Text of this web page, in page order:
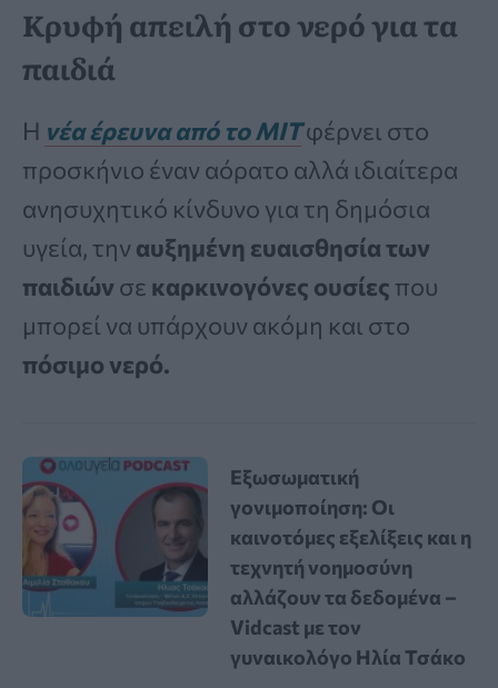
Κρυφή απειλή στο νερό για τα
παιδιά
Η νέα έρευνα από το MITφέρνει στο
προσκήνιο έναν αόρατο αλλά ιδιαίτερα
ανησυχητικό κίνδυνο για τη δημόσια
υγεία, την αυξημένη ευαισθησία των
παιδιών σε καρκινογόνες ουσίες που
μπορεί να υπάρχουν ακόμη και στο
πόσιμο νερό.
Εξωσωματική
γονιμοποίηση: Οι
καινοτόμες εξελίξεις και η
τεχνητή νοημοσύνη
αλλάζουν τα δεδομένα –
Vidcast με τον
γυναικολόγο Ηλία Τσάκο